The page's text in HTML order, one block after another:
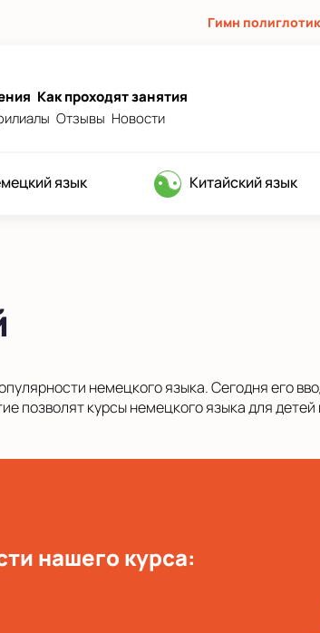
Гимн
Как проходят занятия
Отзывы Новости
язык Китайский язык
немецкого языка. Сегодня его
позволят курсы немецкого языка для
нашего курса: